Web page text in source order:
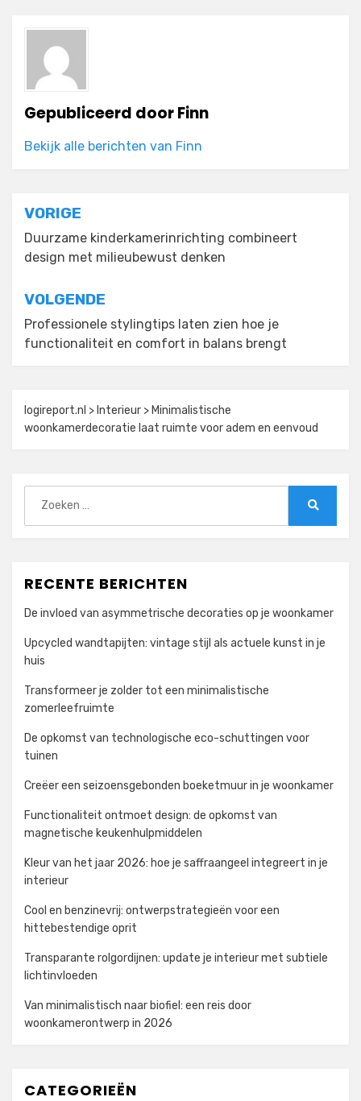
Gepubliceerd doorFinn
Bekijk alle berichten van Finn
Bericht
navigatie
VORIGE
Duurzame kinderkamerinrichting combineert
design met milieubewust denken
VOLGENDE
Professionele stylingtips laten zien hoe je
functionaliteit en comfort in balans brengt
logireport.nl > Interieur > Minimalistische
woonkamerdecoratie laat ruimte voor adem en eenvoud
naar:
RECENTE BERICHTEN
De invloed van asymmetrische decoraties op je woonkamer
Upcycled wandtapijten: vintage stijl als actuele kunst in je
huis
Transformeer je zolder tot een minimalistische
zomerleefruimte
De opkomst van technologische eco-schuttingen voor
tuinen
Creëer een seizoensgebonden boeketmuur in je woonkamer
Functionaliteit ontmoet design: de opkomst van
magnetische keukenhulpmiddelen
Kleur van het jaar 2026: hoe je saffraangeel integreert in je
interieur
Cool en benzinevrij: ontwerpstrategieën voor een
hittebestendige oprit
Transparante rolgordijnen: update je interieur met subtiele
lichtinvloeden
Van minimalistisch naar biofiel: een reis door
woonkamerontwerp in 2026
CATEGORIEËN